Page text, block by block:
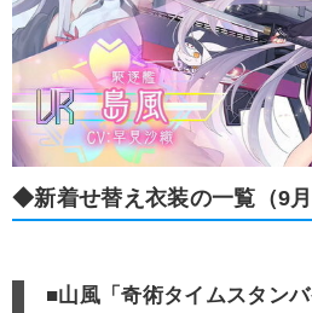
◆新着せ替え衣装の一覧（9月
■山風「奇術タイムスタン